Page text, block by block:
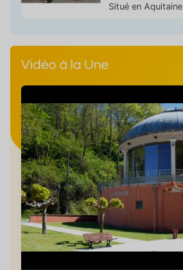
Situé en Aquitaine
Vidéo à la Une